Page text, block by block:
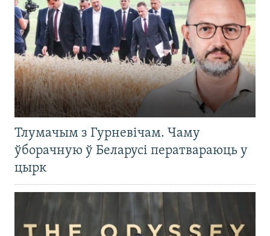
Тлумачым з Гурневічам. Чаму
ўборачную ў Беларусі ператвараюць у
цырк